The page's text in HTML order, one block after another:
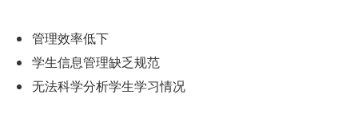
管理效率低下
学生信息管理缺乏规范
无法科学分析学生学习情况